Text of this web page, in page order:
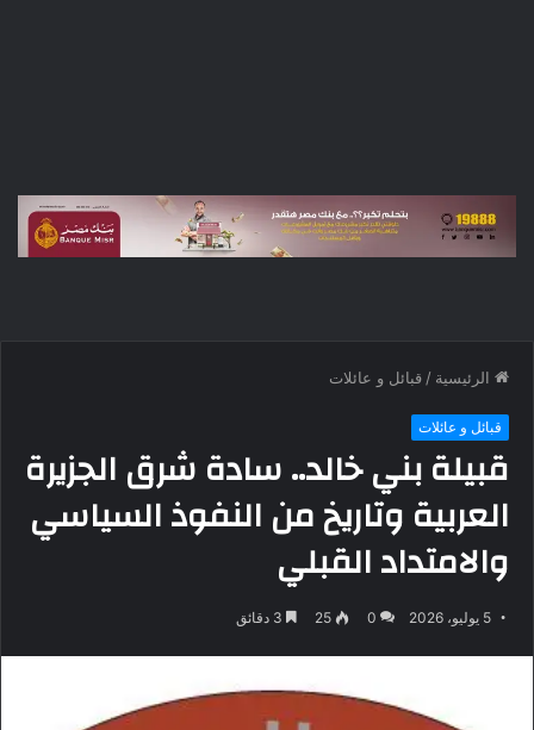
الرئيسية / قبائل و عائلات
قبائل و عائلات
قبيلة بني خالد.. سادة شرق الجزيرة
العربية وتاريخ من النفوذ السياسي
والامتداد القبلي
5 يوليو، 2026 0
25